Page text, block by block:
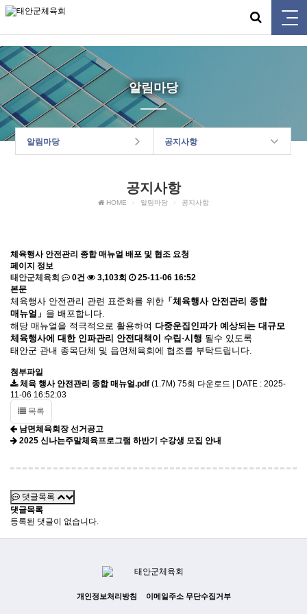
태안군체육회
알림마당
알림마당 공지사항
공지사항
HOME 알림마당 공지사항
체육행사 안전관리 종합 매뉴얼 배포 및 협조 요청
페이지 정보
태안군체육회
0건 3,103회
25-11-06 16:52
본문
체육행사 안전관리 관련 표준화를 위한 「 체육행사 안전관리 종합
매뉴얼 」 을 배포합니다.
해당 매뉴얼을 적극적으로 활용하여 다중운집인파가 예상되는 대규모
체육행사에 대한 인파관리 안전대책이 수립 ·시행 될수 있도록
태안군 관내 종목단체 및 읍면체육회에 협조를 부탁드립니다.
첨부파일
체육 행사 안전관리 종합 매뉴얼.pdf (1.7M) 75회 다운로드 | DATE : 2025-
11-06 16:52:03
목록
남면체육회장 선거공고
2025 신나는주말체육프로그램 하반기 수강생 모집 안내
댓글목록
댓글목록
등록된 댓글이 없습니다.
개인정보처리방침 이메일주소 무단수집거부